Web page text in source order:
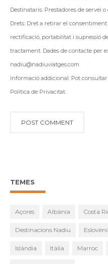
Destinataris: Prestadores de servei o
Drets: Dret a retirar el
rectificació, portabilitat i supressió
tractament. Dades de contacte per
nadiu@nadiuviatges.com
Informació addicional: Pot
Política de Privacitat.
TEMES
Açores Albània Costa
Destinacions Nadiu
Islàndia Itàlia Marroc